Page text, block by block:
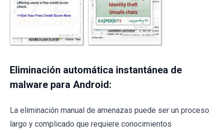
Eliminación automática instantánea de
malware para Android:
La eliminación manual de amenazas puede ser un proceso
largo y complicado que requiere conocimientos